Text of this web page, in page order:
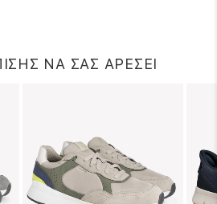
ΝΑ ΣΑΣ ΑΡΕΣΕΙ